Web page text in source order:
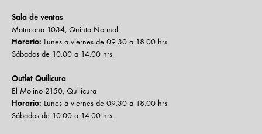
Sala de ventas
Matucana 1034, Quinta Normal
Horario: Lunes a viernes de 09.30 a 18.00 hrs.
Sábados de 10.00 a 14.00 hrs.
Outlet Quilicura
El Molino 2150, Quilicura
Horario: Lunes a viernes de 09.30 a 18.00 hrs.
Sábados de 10.00 a 14.00 hrs.